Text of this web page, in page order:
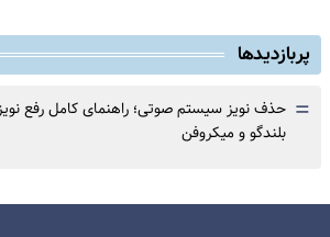
پربازدیدها
= حذف نویز سیستم صوتی؛ راهنمای کامل رفع
بلندگو و میکروفن